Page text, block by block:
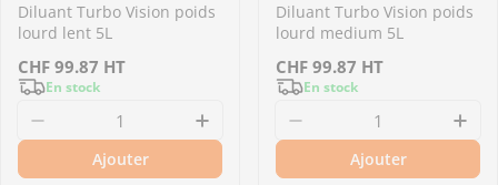
Diluant Turbo Vision poids
lourd lent 5L
Prix
régulier
CHF 99.87 HT
En stock
Diminuer la quantité pour P852-6442 -
Augmenter la quantité pour
Ajouter
Diluant Turbo Vision poids
lourd medium 5L
Prix
régulier
CHF 99.87 HT
En stock
Diminuer la
Ajouter